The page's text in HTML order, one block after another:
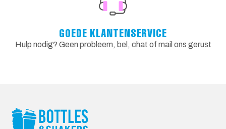
GOEDE KLANTENSERVICE
Hulp nodig? Geen probleem, bel, chat of mail ons gerust